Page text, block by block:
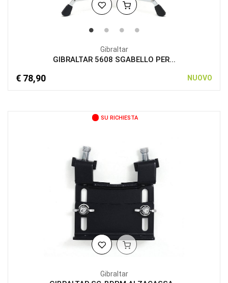
Gibraltar
GIBRALTAR 5608 SGABELLO PER...
€ 78,90 NUOVO
SU RICHIESTA
Gibraltar